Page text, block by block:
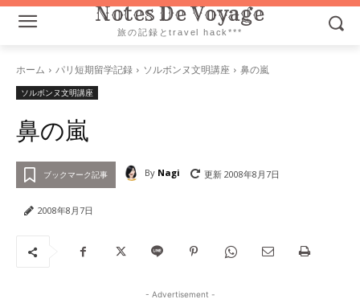
Notes De Voyage
旅の記録とtravel hack***
ホーム パリ短期留学記録 ソルボンヌ文明講座 鼻の嵐
ソルボンヌ文明講座
鼻の嵐
ブックマーク記事 By Nagi 更新 2008年8月7日
2008年8月7日
- Advertisement -